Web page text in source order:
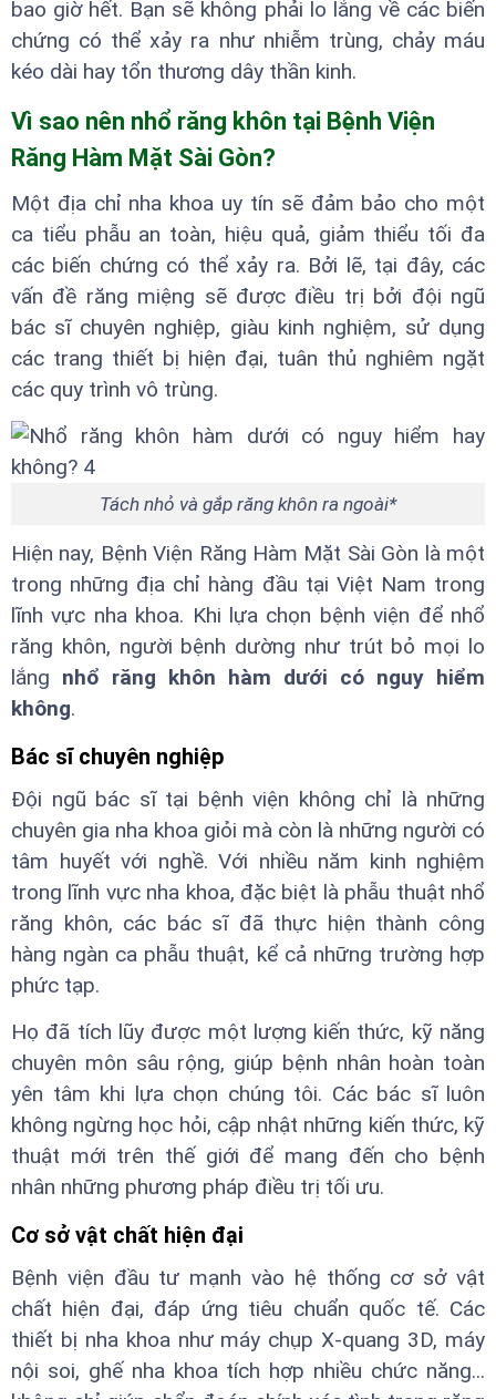
bao giờ hết. Bạn sẽ không phải lo lắng về các biến
chứng có thể xảy ra như nhiễm trùng, chảy máu
kéo dài hay tổn thương dây thần kinh.
Vì sao nên nhổ răng khôn tại Bệnh Viện
Răng Hàm Mặt Sài Gòn?
Một địa chỉ nha khoa uy tín sẽ đảm bảo cho một
ca tiểu phẫu an toàn, hiệu quả, giảm thiểu tối đa
các biến chứng có thể xảy ra. Bởi lẽ, tại đây, các
vấn đề răng miệng sẽ được điều trị bởi đội ngũ
bác sĩ chuyên nghiệp, giàu kinh nghiệm, sử dụng
các trang thiết bị hiện đại, tuân thủ nghiêm ngặt
các quy trình vô trùng.
Tách nhỏ và gắp răng khôn ra ngoài*
Hiện nay, Bệnh Viện Răng Hàm Mặt Sài Gòn là một
trong những địa chỉ hàng đầu tại Việt Nam trong
lĩnh vực nha khoa. Khi lựa chọn bệnh viện để nhổ
răng khôn, người bệnh dường như trút bỏ mọi lo
lắng nhổ răng khôn hàm dưới có nguy hiểm
không.
Bác sĩ chuyên nghiệp
Đội ngũ bác sĩ tại bệnh viện không chỉ là những
chuyên gia nha khoa giỏi mà còn là những người có
tâm huyết với nghề. Với nhiều năm kinh nghiệm
trong lĩnh vực nha khoa, đặc biệt là phẫu thuật nhổ
răng khôn, các bác sĩ đã thực hiện thành công
hàng ngàn ca phẫu thuật, kể cả những trường hợp
phức tạp.
Họ đã tích lũy được một lượng kiến thức, kỹ năng
chuyên môn sâu rộng, giúp bệnh nhân hoàn toàn
yên tâm khi lựa chọn chúng tôi. Các bác sĩ luôn
không ngừng học hỏi, cập nhật những kiến thức, kỹ
thuật mới trên thế giới để mang đến cho bệnh
nhân những phương pháp điều trị tối ưu.
Cơ sở vật chất hiện đại
Bệnh viện đầu tư mạnh vào hệ thống cơ sở vật
chất hiện đại, đáp ứng tiêu chuẩn quốc tế. Các
thiết bị nha khoa như máy chụp X-quang 3D, máy
nội soi, ghế nha khoa tích hợp nhiều chức năng...